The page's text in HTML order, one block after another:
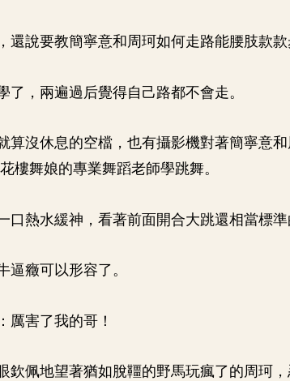
還說要教簡寧意和周珂如何走路能腰肢款款
，兩遍過后覺得自己路都不會走。
算沒休息的空檔，也有攝影機對著簡寧意
樓舞娘的專業舞蹈老師學跳舞。
口熱水緩神，看著前面開合大跳還相當標準
癥可以形容了。
厲害了我的哥！
欽佩地望著猶如脫韁的野馬玩瘋了的周珂，